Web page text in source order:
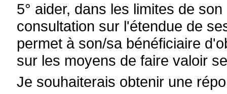
5° aider, dans les limites de
consultation sur l'étendue de
permet à son/sa bénéficiaire
sur les moyens de faire valoir
Je souhaiterais obtenir une